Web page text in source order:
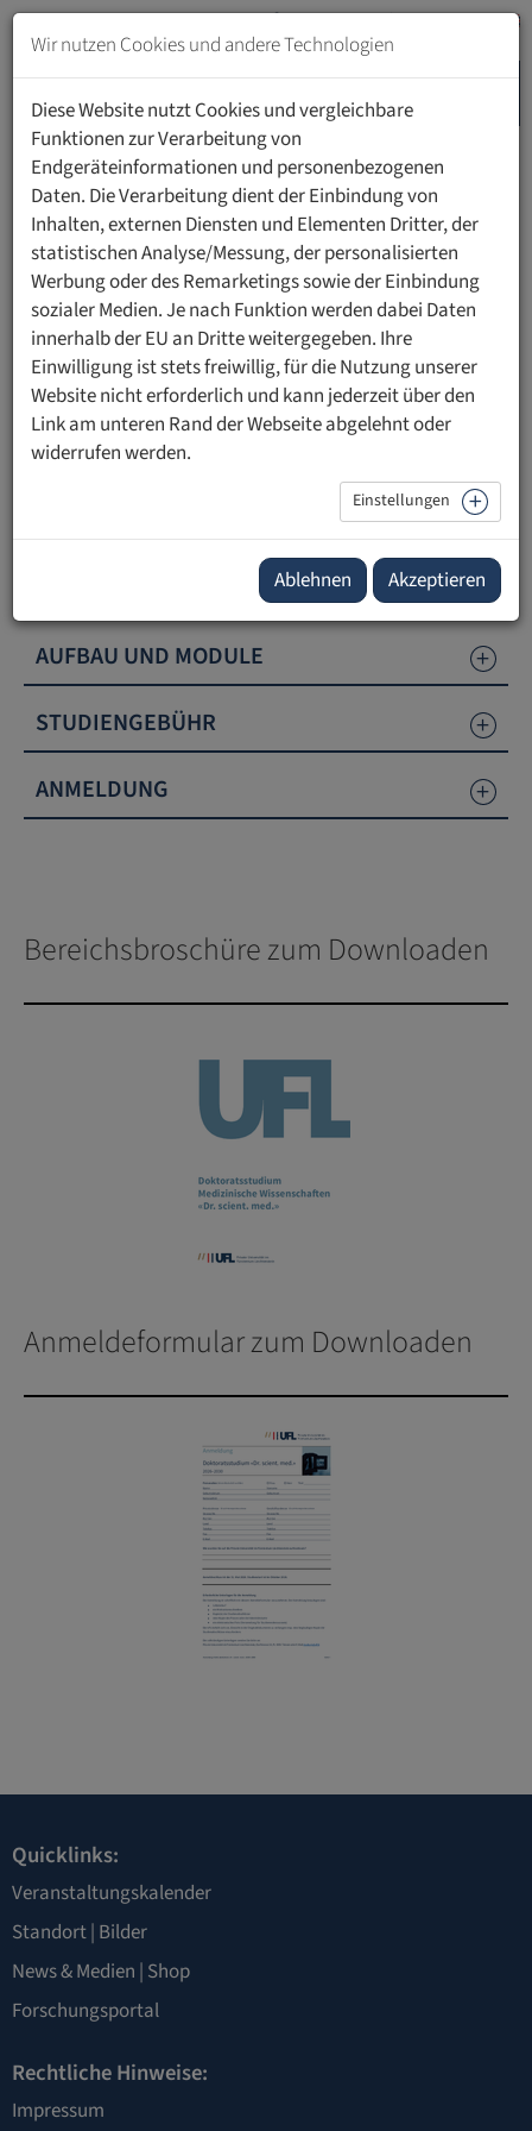
Zum
Inhalt
springen
Navigation
springen
HOME
STUDIUM
DOKTORATSSTUDIUM MEDIZINISCHE WISSENSCHAFTEN
INFORMATIONEN
Doktoratsstudium Medizinische
Wissenschaften an der UFL
Allgemeine Informationen
ZULASSUNGSVORAUSSETZUNGEN
AUFBAU UND MODULE
STUDIENGEBÜHR
ANMELDUNG
Bereichsbroschüre zum Downloaden
Anmeldeformular zum Downloaden
Quicklinks:
Veranstaltungskalender
Standort| Bilder
News & Medien | Shop
Forschungsportal
Rechtliche Hinweise:
Impressum
Wir nutzen Cookies und andere Technologien
Diese Website nutzt Cookies und vergleichbare
Funktionen zur Verarbeitung von
Endgeräteinformationen und personenbezogenen
Daten. Die Verarbeitung dient der Einbindung von
Inhalten, externen Diensten und Elementen Dritter, der
statistischen Analyse/Messung, der personalisierten
Werbung oder des Remarketings sowie der Einbindung
sozialer Medien. Je nach Funktion werden dabei Daten
innerhalb der EU an Dritte weitergegeben. Ihre
Einwilligung ist stets freiwillig, für die Nutzung unserer
Website nicht erforderlich und kann jederzeit über den
Link am unteren Rand der Webseite abgelehnt oder
widerrufen werden.
Einstellungen
Ablehnen Akzeptieren